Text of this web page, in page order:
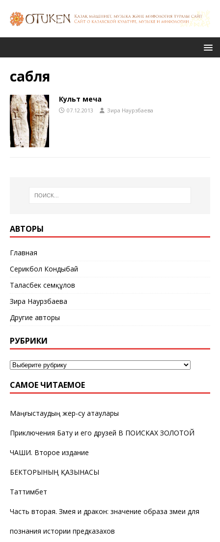
сабля
Культ меча
07.12.2013 Зира Наурзбаева
АВТОРЫ
Главная
Серикбол Кондыбай
Таласбек Әсемқұлов
Зира Наурзбаева
Другие авторы
РУБРИКИ
САМОЕ ЧИТАЕМОЕ
Маңғыстаудың жер-су атаулары
Приключения Бату и его друзей В ПОИСКАХ ЗОЛОТОЙ
ЧАШИ. Второе издание
БЕКТОРЫНЫҢ ҚАЗЫНАСЫ
Таттимбет
Часть вторая. Змея и дракон: значение образа змеи для
познания истории предказахов